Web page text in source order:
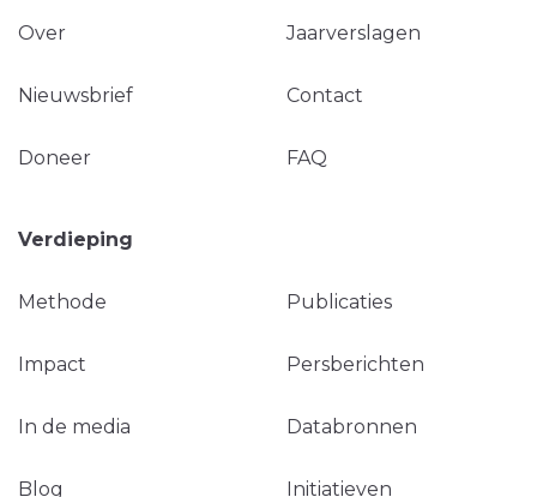
Over Jaarverslagen
Nieuwsbrief Contact
Doneer FAQ
Verdieping
Methode Publicaties
Impact Persberichten
In de media Databronnen
Blog Initiatieven